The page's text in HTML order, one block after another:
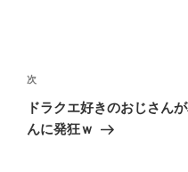
稿
ナ
ビ
次
の
投
次
ドラクエ好きのおじさん
んに発狂ｗ